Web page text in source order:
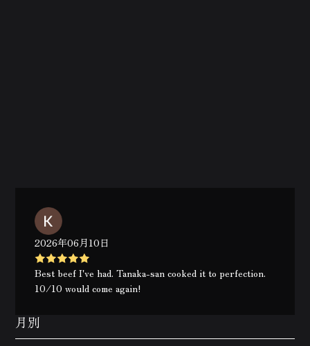
2026年06月10日
Best beef I've had. Tanaka-san cooked it to perfection.
10/10 would come again!
月別